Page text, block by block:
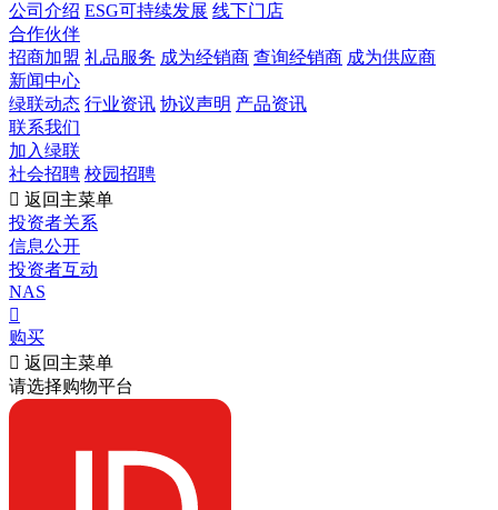
公司介绍 ESG可持续发展 线下门店
合作伙伴
招商加盟 礼品服务 成为经销商 查询经销商 成为供应商
新闻中心
绿联动态 行业资讯 协议声明 产品资讯
联系我们
加入绿联
社会招聘 校园招聘
 返回主菜单
投资者关系
信息公开
投资者互动
NAS

购买
 返回主菜单
请选择购物平台